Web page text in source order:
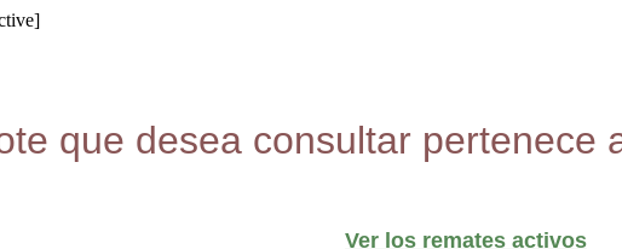
que desea consultar pertenece
Ver los remates activos